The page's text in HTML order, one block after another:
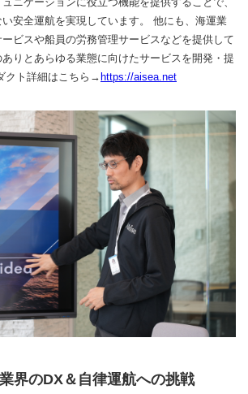
安全運航を実現しています。 他にも、海運業
ビスや船員の労務管理サービスなどを提供して
りとあらゆる業態に向けたサービスを開発・提
クト詳細はこちら→ https://aisea.net
界のDX＆自律運航への挑戦